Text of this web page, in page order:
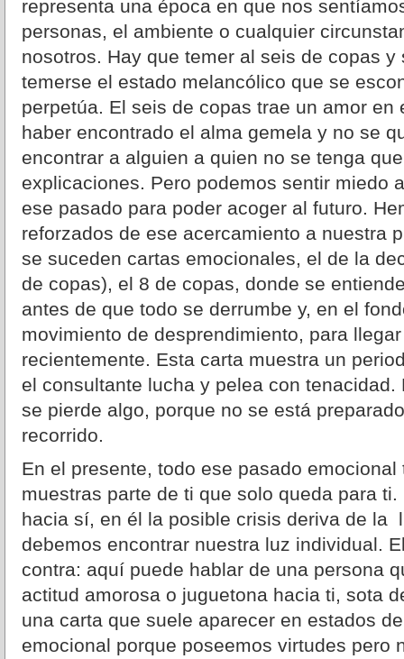
representa una época en que nos
personas, el ambiente o cualquier
nosotros. Hay que temer al seis de copas
temerse el estado melancólico que se
perpetúa. El seis de copas trae un amor en
haber encontrado el alma gemela y no se
encontrar a alguien a quien no se tenga
explicaciones. Pero podemos sentir miedo
ese pasado para poder acoger al futuro.
reforzados de ese acercamiento a nuestra
se suceden cartas emocionales, el de la
de copas), el 8 de copas, donde se
antes de que todo se derrumbe y, en el
movimiento de desprendimiento, para
recientemente. Esta carta muestra un
el consultante lucha y pelea con
se pierde algo, porque no se está
recorrido.
En el presente, todo ese pasado
muestras parte de ti que solo queda para
hacia sí, en él la posible crisis deriva de la
debemos encontrar nuestra luz individual.
contra: aquí puede hablar de una persona
actitud amorosa o juguetona hacia ti, sota
una carta que suele aparecer en estados
emocional porque poseemos virtudes pero